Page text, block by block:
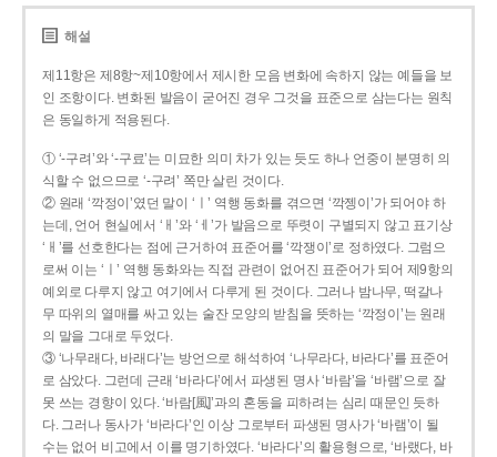
해설
제11항은 제8항~제10항에서 제시한 모음 변화에 속하지 않는 예들을 보
인 조항이다. 변화된 발음이 굳어진 경우 그것을 표준으로 삼는다는 원칙
은 동일하게 적용된다.
① ‘-구려’와 ‘-구료’는 미묘한 의미 차가 있는 듯도 하나 언중이 분명히 의
식할 수 없으므로 ‘-구려’ 쪽만 살린 것이다.
② 원래 ‘깍정이’였던 말이 ‘ㅣ’ 역행 동화를 겪으면 ‘깍젱이’가 되어야 하
는데, 언어 현실에서 ‘ㅐ’와 ‘ㅔ’가 발음으로 뚜렷이 구별되지 않고 표기상
‘ㅐ’를 선호한다는 점에 근거하여 표준어를 ‘깍쟁이’로 정하였다. 그럼으
로써 이는 ‘ㅣ’ 역행 동화와는 직접 관련이 없어진 표준어가 되어 제9항의
예외로 다루지 않고 여기에서 다루게 된 것이다. 그러나 밤나무, 떡갈나
무 따위의 열매를 싸고 있는 술잔 모양의 받침을 뜻하는 ‘깍정이’는 원래
의 말을 그대로 두었다.
③ ‘나무래다, 바래다’는 방언으로 해석하여 ‘나무라다, 바라다’를 표준어
로 삼았다. 그런데 근래 ‘바라다’에서 파생된 명사 ‘바람’을 ‘바램’으로 잘
못 쓰는 경향이 있다. ‘바람[風]’과의 혼동을 피하려는 심리 때문인 듯하
다. 그러나 동사가 ‘바라다’인 이상 그로부터 파생된 명사가 ‘바램’이 될
수는 없어 비고에서 이를 명기하였다. ‘바라다’의 활용형으로, ‘바랬다, 바